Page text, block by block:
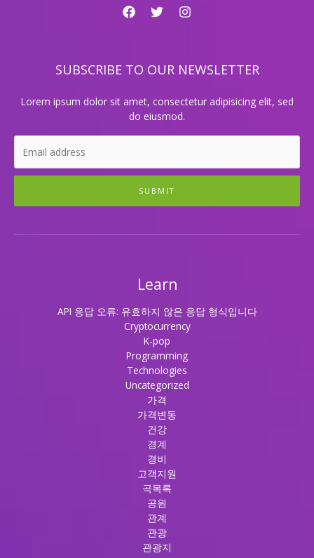
SUBSCRIBE TO OUR NEWSLETTER
Lorem ipsum dolor sit amet, consectetur adipisicing elit, sed
do eiusmod.
SUBMIT
Learn
API 응답 오류: 유효하지 않은 응답 형식입니다
Cryptocurrency
K-pop
Programming
Technologies
Uncategorized
가격
가격변동
건강
경계
경비
고객지원
곡목록
공원
관계
관광
관광지